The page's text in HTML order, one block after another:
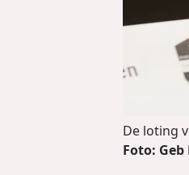
De loting
Foto: Geb